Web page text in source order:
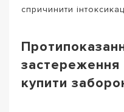
спричинити
застереження
купити